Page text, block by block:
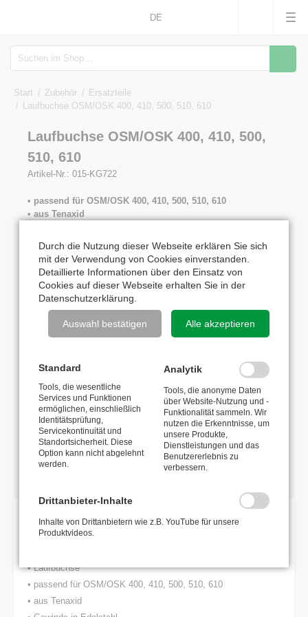
DE
Start Zubehör
Ersatzteile
Laufbuchse OSM/OSK 400, 410, 500, 510, 610
Laufbuchse OSM/OSK 400, 410, 500,
510, 610
Artikel-Nr.: 015-KG722
• passend für OSM/OSK 400, 410, 500, 510, 610
• aus Tenaxid
23,44€
inkl. MwSt. zzgl. 14,28€Versand
Versand in 3-5 Tagen
Fragen zum Produkt?
HS-Code: 84799070
Ursprungsland: IT
Zurück zur Übersicht
BESCHREIBUNG
• Laufbuchse
• passend für OSM/OSK 400, 410, 500, 510, 610
• aus Tenaxid
Durch die Nutzung dieser Webseite erklären Sie sich
mit der Verwendung von Cookies einverstanden.
Detaillierte Informationen über den Einsatz von
Cookies auf dieser Webseite erhalten Sie in der
Datenschutzerklärung
Auswahl bestätigen Alle akzeptieren
Standard
Tools, die wesentliche
Services und Funktionen
ermöglichen, einschließlich
Identitätsprüfung,
Servicekontinuität und
Standortsicherheit. Diese
Option kann nicht abgelehnt
werden.
Analytik
Tools, die anonyme Daten
über Website-Nutzung und -
Funktionalität sammeln. Wir
nutzen die Erkenntnisse, um
unsere Produkte,
Dienstleistungen und das
Benutzererlebnis zu
verbessern.
Drittanbieter-Inhalte
Inhalte von Drittanbietern wie z.B. YouTube für unsere
Produktvideos.